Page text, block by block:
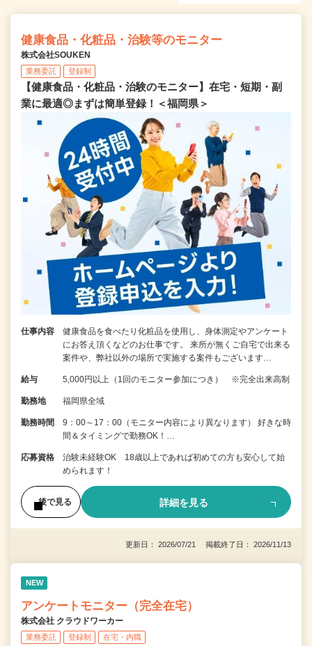
健康食品・化粧品・治験等のモニター
株式会社SOUKEN
業務委託 登録制
【健康食品・化粧品・治験のモニター】在宅・短期・副
業に最適◎まずは簡単登録！＜福岡県＞
仕事内容
健康食品を食べたり化粧品を使用し、身体測定やアンケート
にお答え頂くなどのお仕事です。 来所が無くご自宅で出来る
案件や、弊社以外の場所で実施する案件もございます…
給与 5,000円以上（1回のモニター参加につき） ※完全出来高制
勤務地 福岡県全域
勤務時間
9：00～17：00（モニター内容により異なります） 好きな時
間＆タイミングで勤務OK！…
応募資格
治験未経験OK 18歳以上であれば初めての方も安心して始
められます！
後で見る 詳細を見る
更新日： 2026/07/21 掲載終了日： 2026/11/13
NEW
アンケートモニター（完全在宅）
株式会社 クラウドワーカー
業務委託 登録制 在宅・内職